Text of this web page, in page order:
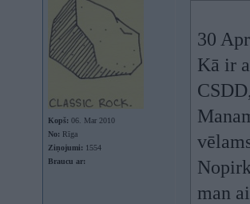
Kopš: 06. Mar 2010
No: Rīga
Ziņojumi: 1554
Braucu ar:
30
Kā ir
man